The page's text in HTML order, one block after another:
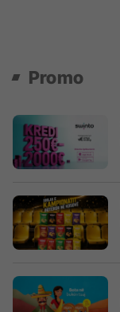
Promo